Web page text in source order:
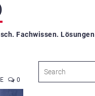
Fachwissen.
0